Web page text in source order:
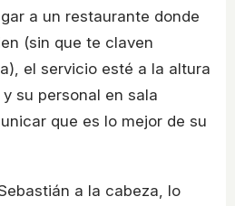
a un restaurante donde
(sin que te claven
el servicio esté a la altura
su personal en sala
que es lo mejor de su
a la cabeza, lo